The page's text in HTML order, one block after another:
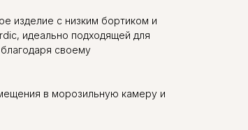
изделие с низким бортиком и
идеально подходящей для
своему
в морозильную камеру и